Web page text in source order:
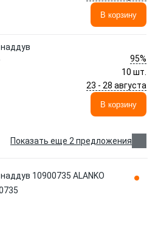
В корзину
95%
10 шт.
23 - 28 августа
В корзину
Показать еще 2 предложения
10900735 ALANKO